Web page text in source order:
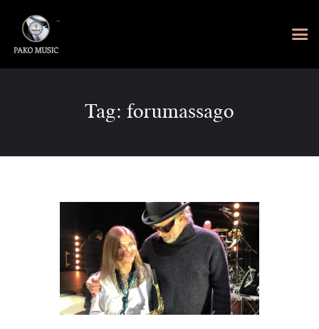
Tag: forumassago